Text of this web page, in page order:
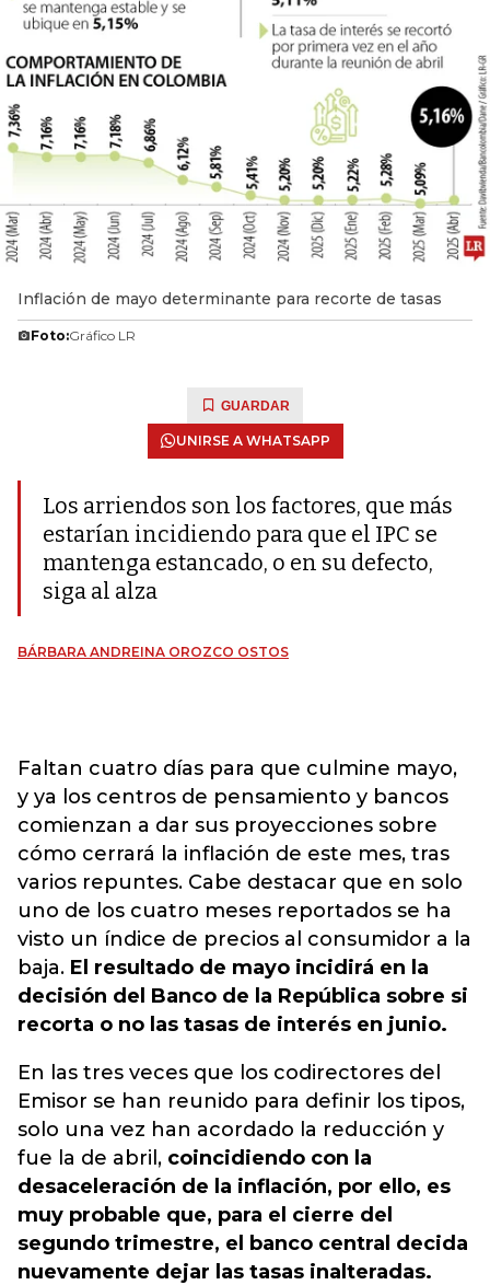
Inflación de mayo determinante para recorte de tasas
Foto:Gráfico LR
GUARDAR
UNIRSE A WHATSAPP
Los arriendos son los factores, que más
estarían incidiendo para que el IPC se
mantenga estancado, o en su defecto,
siga al alza
BÁRBARA ANDREINA OROZCO OSTOS
Faltan cuatro días para que culmine mayo,
y ya los centros de pensamiento y bancos
comienzan a dar sus proyecciones sobre
cómo cerrará la inflación de este mes, tras
varios repuntes. Cabe destacar que en solo
uno de los cuatro meses reportados se ha
visto un índice de precios al consumidor a la
baja. El resultado de mayo incidirá en la
decisión del Banco de la República sobre si
recorta o no las tasas de interés en junio.
En las tres veces que los codirectores del
Emisor se han reunido para definir los tipos,
solo una vez han acordado la reducción y
fue la de abril, coincidiendo con la
desaceleración de la inflación, por ello, es
muy probable que, para el cierre del
segundo trimestre, el banco central decida
nuevamente dejar las tasas inalteradas.